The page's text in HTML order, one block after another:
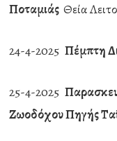
ΠοταμιάςΘεία
24-4-2025Πέμπτη
25-4-2025
Ζωοδόχου Πηγής